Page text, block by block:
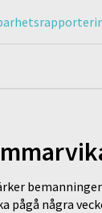
pågå några